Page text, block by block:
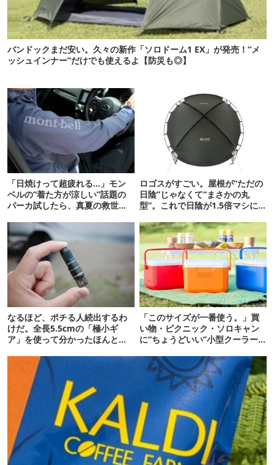
バンドックまだ安い。久々の新作「ソロドーム1 EX」が発売！“メ
ッシュインナー”だけでも使えるよ【防災も◎】
「日焼けって超疲れる…」モン
ベルの“着た方が涼しい”話題の
パーカ試したら、真夏の救世主
ロゴスがすごい。屋根が“ただの
日陰”じゃなくて“まさかの丸
型”。これで日陰が1.5倍マシに
なるほど、ポチる人続出するわ
けだ。全長5.5cmの「極小ギ
ア」を使って分かったほんとの
「このサイズが一番使う。」買
い物・ピクニック・ソロキャン
に“ちょうどいい”小型クーラー